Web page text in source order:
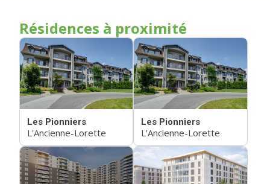
Résidences à proximité
Les Pionniers
L'Ancienne-Lorette
Les Pionniers
L'Ancienne-Lorette